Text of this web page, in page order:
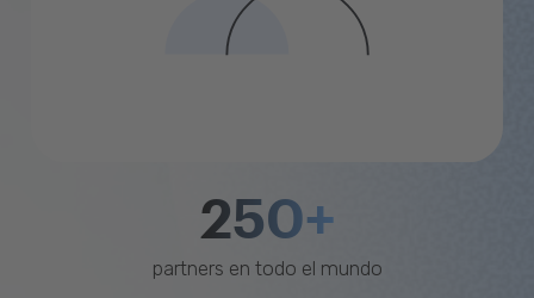
250+
partners en todo el mundo